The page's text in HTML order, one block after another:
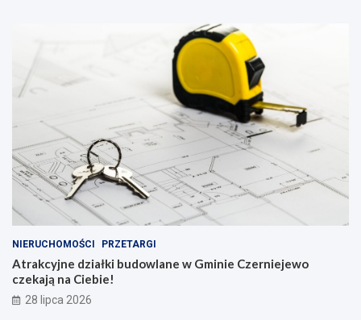
NIERUCHOMOŚCI PRZETARGI
Atrakcyjne działki budowlane w Gminie Czerniejewo
czekają na Ciebie!
28 lipca 2026